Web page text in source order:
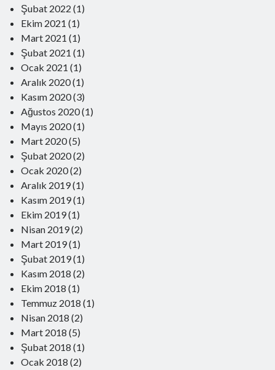
Dillerin Doğuşu ve Türkçe
13 Ekim 2024
Mevali
17 Haziran 2024
Yapay Zeka ve Modern İnsanın Geleceği
19 Şubat 2024
Homo Sapiens’in Salgın Hastalıklarla Sınavı
21 Ocak 2024
Kaşığın Hikayesi
1 Aralık 2023
Güç ve İktidar
22 Ekim 2023
Edebiyatımızda Hiciv Ustaları
16 Nisan 2023
Dünyada bunlar da yaşandı
17 Şubat 2023
Mesudiye’nin Kayıp Köyleri
22 Ocak 2023
Yeni Yorumlar
Mithat Baş-Sarıkamış Şehitleri Anılırken
Naşit Oskay-Sarıkamış Şehitleri Anılırken
24 Aralık 2023
Mithat Baş-Kaşığın Hikayesi
Mithat Baş - Kaşığın Hikayesi
2 Aralık 2023
Nedim Gürsoy -Kaşığın Hikayesi
Şubat 2022 (1)
Ekim 2021 (1)
Mart 2021 (1)
Şubat 2021 (1)
Ocak 2021 (1)
Aralık 2020(1)
Kasım 2020(3)
Ağustos 2020(1)
Mayıs 2020(1)
Mart 2020(5)
Şubat 2020(2)
Ocak 2020(2)
Aralık 2019(1)
Kasım 2019(1)
Ekim 2019(1)
Nisan 2019(2)
Mart 2019(1)
Şubat 2019(1)
Kasım 2018 (2)
Ekim 2018 (1)
Temmuz 2018 (1)
Nisan 2018 (2)
Mart 2018 (5)
Şubat 2018 (1)
Ocak 2018 (2)